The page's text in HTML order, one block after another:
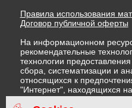
Правила использования
Договор публичной оферты
На информационном
рекомендательные
технологии
сбора, систематизации и
относящихся к
"Интернет", находящихся
Федерации)